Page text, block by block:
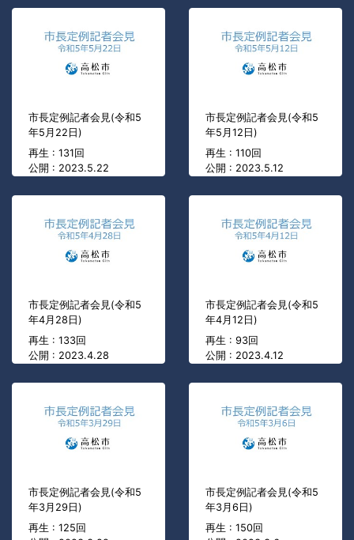
市長定例記者会見(令和5
年5月22日)
再生 : 131回
公開 : 2023.5.22
市長定例記者会見(令和5
年5月12日)
再生 : 110回
公開 : 2023.5.12
市長定例記者会見(令和5
年4月28日)
再生 : 133回
公開 : 2023.4.28
市長定例記者会見(令和5
年4月12日)
再生 : 93回
公開 : 2023.4.12
市長定例記者会見(令和5
年3月29日)
再生 : 125回
市長定例記者会見(令和5
年3月6日)
再生 : 150回